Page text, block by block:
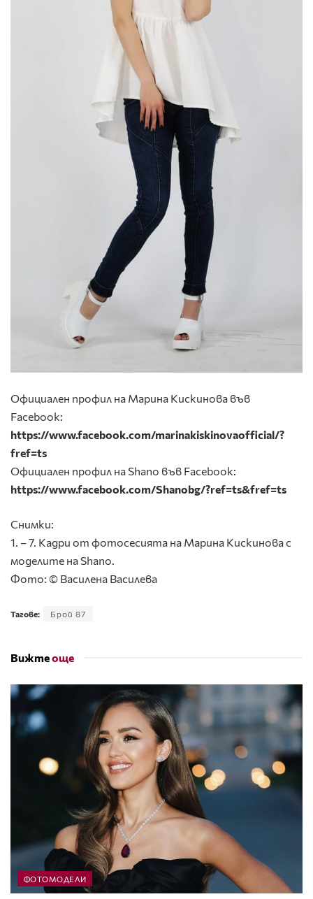
Официален профил на Марина Кискинова във
Facebook:
https://www.facebook.com/marinakiskinovaofficial/?
fref=ts
Официален профил на Shano във Facebook:
https://www.facebook.com/Shanobg/?ref=ts&fref=ts
Снимки:
1. – 7. Кадри от фотосесията на Марина Кискинова с
моделите на Shano.
Фото: © Василена Василева
Тагове: Брой 87
Вижтеоще
ФОТОМОДЕЛИ